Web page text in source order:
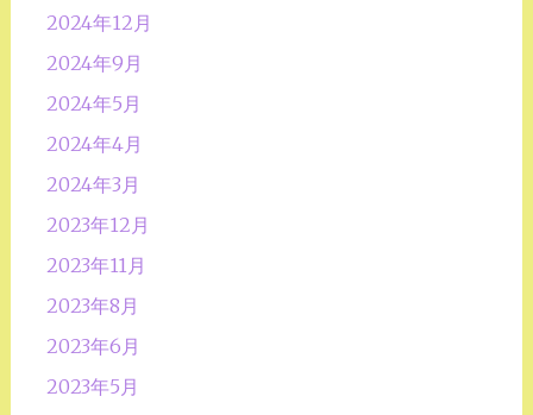
2024年12月
2024年9月
2024年5月
2024年4月
2024年3月
2023年12月
2023年11月
2023年8月
2023年6月
2023年5月